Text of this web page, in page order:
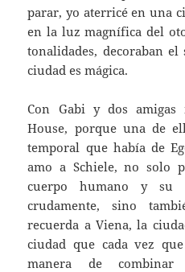
parar, yo aterricé en una
en la luz magnífica del
tonalidades, decoraban
ciudad es mágica.
Con Gabi y dos amigas
House, porque una de
temporal que había de
amo a Schiele, no solo
cuerpo humano y su
crudamente, sino
recuerda a Viena, la
ciudad que cada vez
manera de